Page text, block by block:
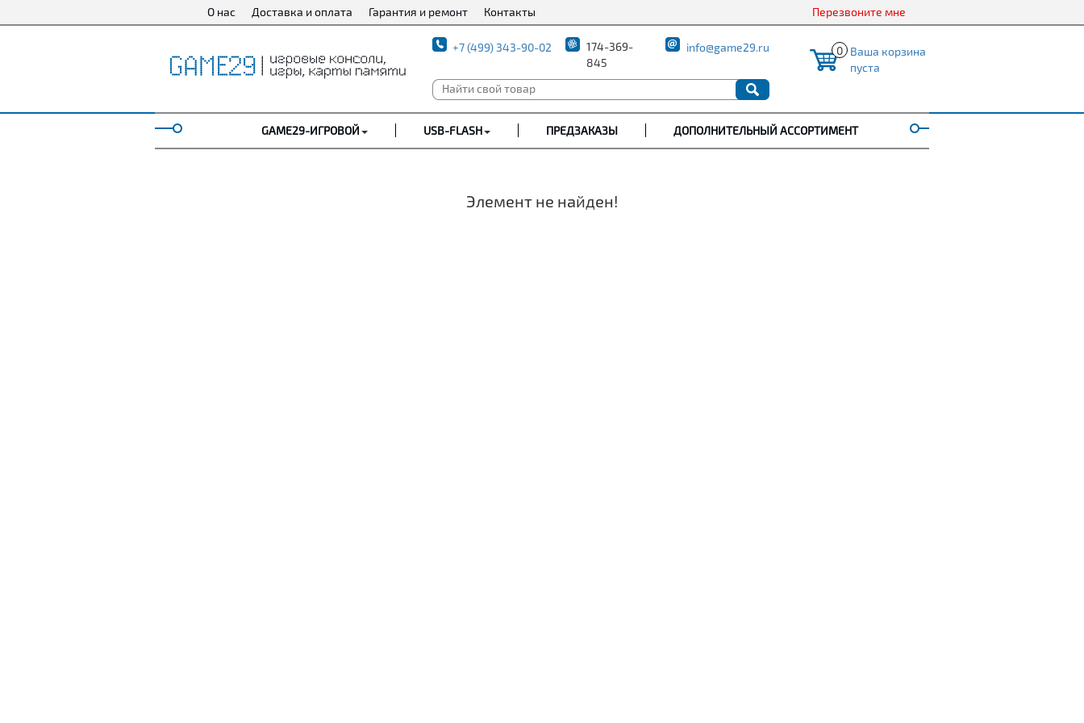
О нас Доставка и оплата Гарантия и ремонт Контакты Перезвоните мне
+7 (499) 343-90-02
174-369-
845
info@game29.ru 0 Ваша корзина
пуста
GAME29-ИГРОВОЙ USB-FLASH ПРЕДЗАКАЗЫ ДОПОЛНИТЕЛЬНЫЙ АССОРТИМЕНТ
Элемент не найден!